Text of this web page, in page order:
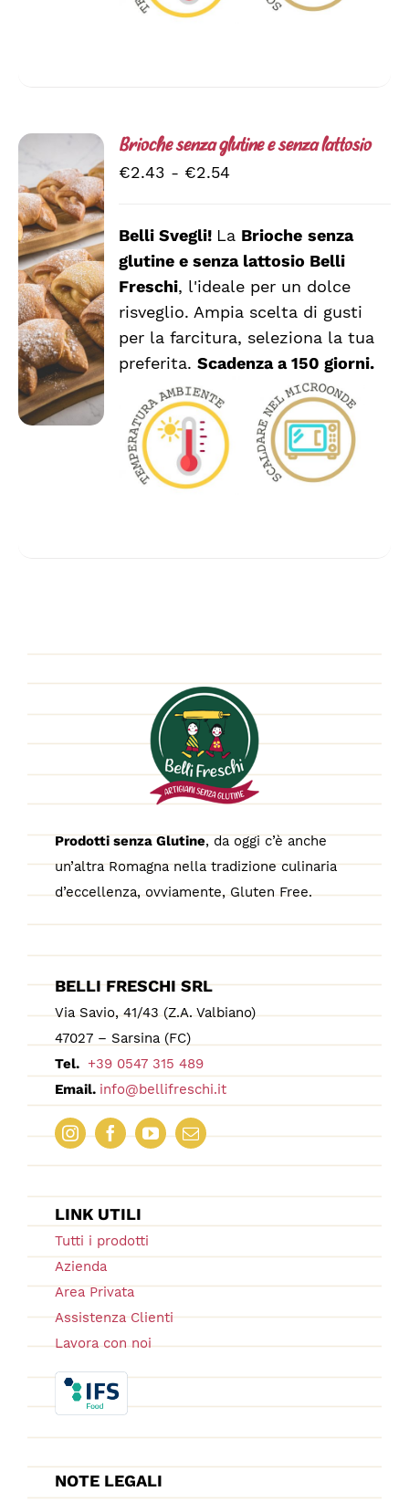
SCEGLI
QUESTO
PRODOTTO
HA
PIÙ
VARIANTI.
LE
OPZIONI
POSSONO
/
DETTAGLI
Brioche senza glutine e senza lattosio
€2.43 - €2.54Fascia
€2.43
Belli Svegli! La Brioche senza
glutine e senza lattosio Belli
Freschi, l'ideale per un dolce
risveglio. Ampia scelta di gusti
per la farcitura, seleziona la tua
preferita.Scadenza a 150 giorni.
Prodotti senza Glutine, da oggi c’è anche
un’altra Romagna nella tradizione culinaria
d’eccellenza, ovviamente, Gluten Free.
BELLI FRESCHI SRL
Via Savio, 41/43 (Z.A. Valbiano)
47027 – Sarsina (FC)
Tel. +39 0547 315 489
Email. info@bellifreschi.it
LINK UTILI
Tutti i prodotti
Azienda
Area Privata
Assistenza Clienti
Lavora con noi
NOTE LEGALI